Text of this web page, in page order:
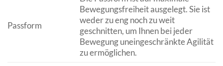
Passform
Bewegungsfreiheit ausgelegt. Sie ist
weder zu eng noch zu weit
geschnitten, um Ihnen bei jeder
Bewegung uneingeschränkte Agilität
zu ermöglichen.